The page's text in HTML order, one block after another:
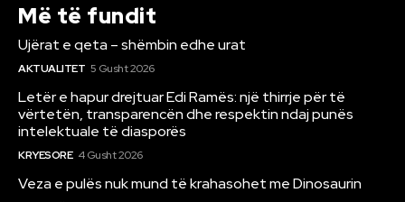
Më të fundit
Ujërat e qeta – shëmbin edhe urat
AKTUALITET 5 Gusht 2026
Letër e hapur drejtuar Edi Ramës: një thirrje për të
vërtetën, transparencën dhe respektin ndaj punës
intelektuale të diasporës
KRYESORE 4 Gusht 2026
Veza e pulës nuk mund të krahasohet me Dinosaurin